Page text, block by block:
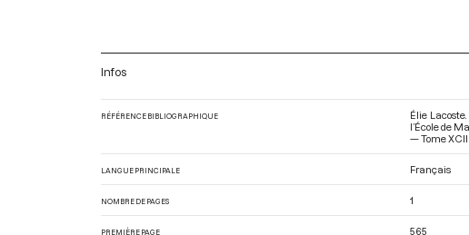
Infos
RÉFÉRENCE BIBLIOGRAPHIQUE
Élie
l’École de
— Tome
LANGUE PRINCIPALE Français
NOMBRE DE PAGES 1
PREMIÈRE PAGE 565